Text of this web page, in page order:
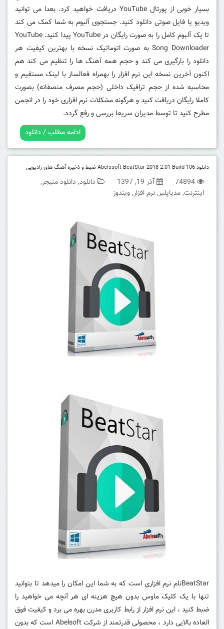
بسیار خوبی از پورتال YouTube دریافت خواهید کرد.
بعدا می توانید
ویدیو یا فایل صوتی دانلود کنید. جستجوی آلبوم به شما کمک می کند
تا یک آلبوم کامل را به صورت رایگان در YouTube پیدا کنید.
YouTube
Song Downloader به صورت اتوماتیک نسخه با بهترین کیفیت هر
دانلود را بارگیری می کند و حجم همه آهنگ ها را تنظیم می کند هم
اکنون آخرین نسخه این نرم افزار را بهمراه فعالساز با لینک مستقیم و
محاسبه شده از حجم ترافیک داخلی (حجم مصرف منصفانه) بصورت
کاملا رایگان دریافت کنید و هرگونه مشکلات نرم افزاری خود را در انجمن
مطرح کنید تا توسط مدیران سریعا بررسی و رفع گردد.
ادامه مطلب / دانلود
دانلود Abelssoft BeatStar 2018 2.01 Build 106 ضبط و ذخیره آهنگ های رادیویی
74894 آذر 19, 1397 دانلود, دانلود منیجر,
اینترنت,مدیاپلیر,نرم افزار,ویندوز
BeatStarنام نرم افزاری است که به شما این امکان را میدهد تا بتوانید
تنها با یک کلیک ماوس بدون هیچ هزینه ای هر آنچه می خواهید را
ضبط کنید ، این نرم افزار از رابط کاربری مدرن بهره می برد و کیفیت فوق
العاده بالایی دارد ، محصولی قدرتمند از شرکت Abelsoft است که بدون